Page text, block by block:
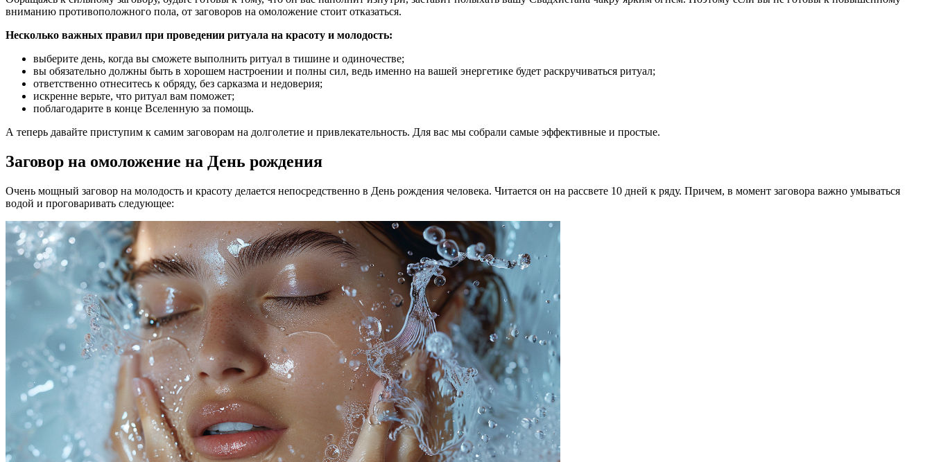
вниманию противоположного пола, от заговоров на омоложение стоит отказаться.
Несколько важных правил при проведении ритуала на красоту и молодость:
выберите день, когда вы сможете выполнить ритуал в тишине и одиночестве;
вы обязательно должны быть в хорошем настроении и полны сил, ведь именно на вашей энергетике будет раскручиваться ритуал;
ответственно отнеситесь к обряду, без сарказма и недоверия;
искренне верьте, что ритуал вам поможет;
поблагодарите в конце Вселенную за помощь.
А теперь давайте приступим к самим заговорам на долголетие и привлекательность. Для вас мы собрали самые эффективные и простые.
Заговор на омоложение на День рождения
Очень мощный заговор на молодость и красоту делается непосредственно в День рождения человека. Читается он на рассвете 10 дней к ряду. Причем, в момент заговора важно умываться
водой и проговаривать следующее: